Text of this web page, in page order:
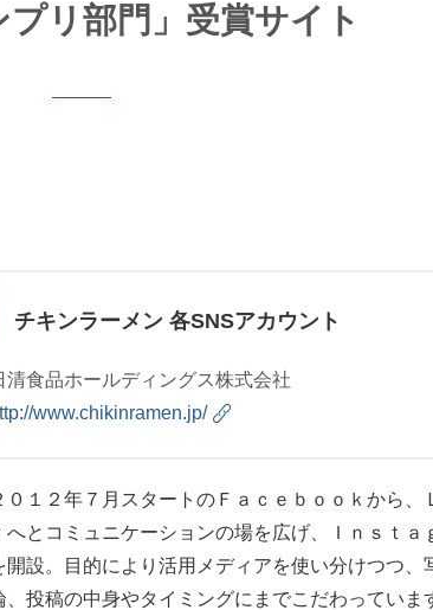
プリ部門」受賞サイト
チキンラーメン 各SNSアカウント
清食品ホールディングス株式会社
www.chikinramen.jp/
０１２年７月スタートのＦａｃｅｂｏｏｋから、
へとコミュニケーションの場を広げ、Ｉｎｓｔａ
開設。目的により活用メディアを使い分けつつ、
、投稿の中身やタイミングにまでこだわっていま